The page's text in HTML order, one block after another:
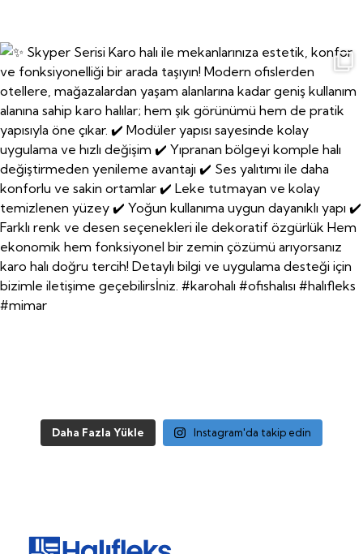
Daha Fazla Yükle Instagram'da takip edin